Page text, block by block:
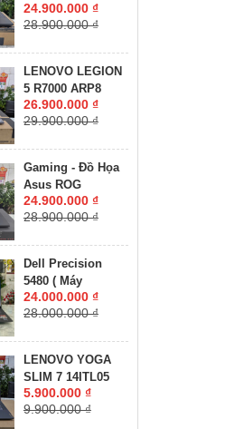
FA507NV-LP061W
RYZEN 7-7735HS
SSD 512GB MÀN
HÌNH :15.6Inch
IPS 144Hz
24.900.000 ₫
28.900.000 ₫
LENOVO LEGION
5 R7000 ARP8
RYZEN 7-7735H
RAM 16GG SSD
HÌNH : 15.6'' 15.6"
WQHD 165Hz
26.900.000 ₫
29.900.000 ₫
Gaming - Đồ Họa
Asus ROG
Zephyrus M16
GU603ZW CORE
RTX 3070 Ti 8GB
GDDR6 MÀN HÌNH
: 16.0'' Inch
24.900.000 ₫
28.900.000 ₫
Dell Precision
5480 ( Máy
LikeNew-CHUYÊN
ĐỒ HỌA GIÁ RẺ
512GB RTX A1000
6GB MÀN HÌNH :
14″ FHD IPS 60Hz
24.000.000 ₫
28.000.000 ₫
LENOVO YOGA
SLIM 7 14ITL05
RAM 8GB SSD
512GB MÀN HÌNH :
5.900.000 ₫
9.900.000 ₫